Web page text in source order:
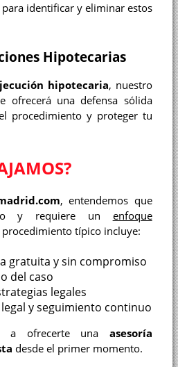
identificar y eliminar estos
Hipotecarias
hipotecaria, nuestro
ofrecerá una defensa sólida
procedimiento y proteger tu
, entendemos que
y requiere un enfoque
típico incluye:
gratuita y sin compromiso
del caso
legales
y seguimiento continuo
a ofrecerte una asesoría
desde el primer momento.